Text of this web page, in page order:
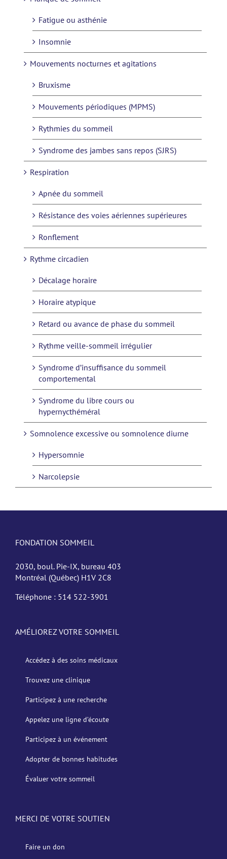
Fatigue ou asthénie
Insomnie
Mouvements nocturnes et agitations
Bruxisme
Mouvements périodiques (MPMS)
Rythmies du sommeil
Syndrome des jambes sans repos (SJRS)
Respiration
Apnée du sommeil
Résistance des voies aériennes supérieures
Ronflement
Rythme circadien
Décalage horaire
Horaire atypique
Retard ou avance de phase du sommeil
Rythme veille-sommeil irrégulier
Syndrome d’insuffisance du sommeil
comportemental
Syndrome du libre cours ou
hypernycthéméral
Somnolence excessive ou somnolence diurne
Hypersomnie
Narcolepsie
FONDATION SOMMEIL
2030, boul. Pie-IX, bureau 403
Montréal (Québec) H1V 2C8
Téléphone : 514 522-3901
AMÉLIOREZ VOTRE SOMMEIL
Accédez à des soins médicaux
Trouvez une clinique
Participez à une recherche
Appelez une ligne d’écoute
Participez à un événement
Adopter de bonnes habitudes
Évaluer votre sommeil
MERCI DE VOTRE SOUTIEN
Faire un don